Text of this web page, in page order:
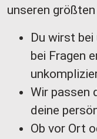
unseren
Du wirst
bei Fragen
Wir passen
deine
Ob vor Ort